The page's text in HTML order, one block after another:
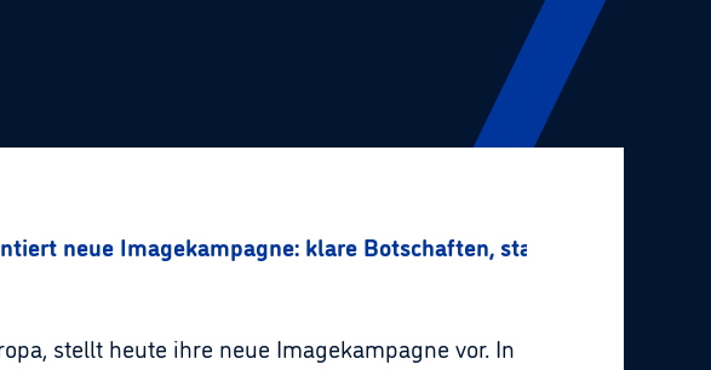
neue Imagekampagne: klare Botschaften, starker Content
stellt heute ihre neue Imagekampagne vor. In